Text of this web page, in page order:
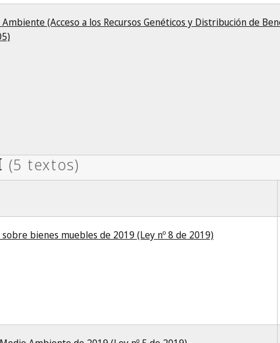
(Acceso a los Recursos Genéticos y Distribución de
bienes muebles de 2019 (Ley nº 8 de 2019)